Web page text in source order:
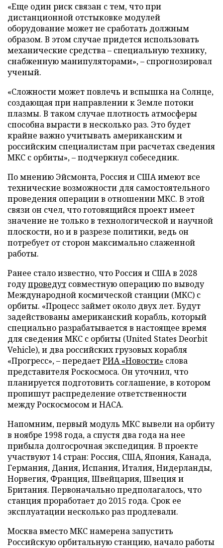
«Еще один риск связан с тем, что при
дистанционной отстыковке модулей
оборудование может не сработать должным
образом. В этом случае придется использовать
механические средства – специальную технику,
снабженную манипуляторами», – спрогнозировал
ученый.
«Сложности может повлечь и вспышка на Солнце,
создающая при направлении к Земле потоки
плазмы. В таком случае плотность атмосферы
способна вырасти в несколько раз. Это будет
крайне важно учитывать американским и
российским специалистам при расчетах сведения
МКС с орбиты», – подчеркнул собеседник.
По мнению Эйсмонта, Россия и США имеют все
технические возможности для самостоятельного
проведения операции в отношении МКС. В этой
связи он счел, что готовящийся проект имеет
значение не только в технологической и научной
плоскости, но и в разрезе политики, ведь он
потребует от сторон максимально слаженной
работы.
Ранее стало известно, что Россия и США в 2028
годупроведут совместную операцию по выводу
Международной космической станции (МКС) с
орбиты. «Процесс займет около двух лет. Будут
задействованы американский корабль, который
специально разрабатывается в настоящее время
для сведения МКС с орбиты (United States Deorbit
Vehicle), и два российских грузовых корабля
«Прогресс», – передаетРИА «Новости» слова
представителя Роскосмоса. Он уточнил, что
планируется подготовить соглашение, в котором
пропишут распределение ответственности
между Роскосмосом и НАСА.
Напомним, первый модуль МКС вывели на орбиту
в ноябре 1998 года, а спустя два года на нее
прибыла долгосрочная экспедиция. В проекте
участвуют 14 стран: Россия, США, Япония, Канада,
Германия, Дания, Испания, Италия, Нидерланды,
Норвегия, Франция, Швейцария, Швеция и
Британия. Первоначально предполагалось, что
станция проработает до 2015 года. Срок ее
эксплуатации несколько раз продлевали.
Москва вместо МКС намерена запустить
Российскую орбитальную станцию, начало работы